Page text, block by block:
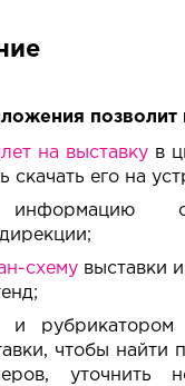
позволит
на выставку в
его на
информацию
схемувыставки
и
чтобы найти
уточнить